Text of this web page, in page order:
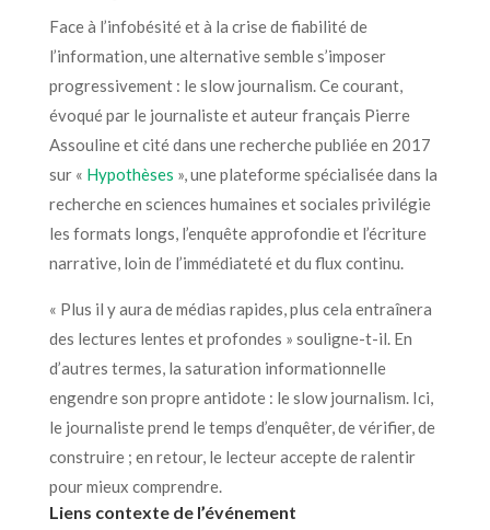
Face à l’infobésité et à la crise de fiabilité de
l’information, une alternative semble s’imposer
progressivement : le slow journalism. Ce courant,
évoqué par le journaliste et auteur français Pierre
Assouline et cité dans une recherche publiée en 2017
sur « Hypothèses », une plateforme spécialisée dans la
recherche en sciences humaines et sociales privilégie
les formats longs, l’enquête approfondie et l’écriture
narrative, loin de l’immédiateté et du flux continu.
« Plus il y aura de médias rapides, plus cela entraînera
des lectures lentes et profondes » souligne-t-il. En
d’autres termes, la saturation informationnelle
engendre son propre antidote : le slow journalism. Ici,
le journaliste prend le temps d’enquêter, de vérifier, de
construire ; en retour, le lecteur accepte de ralentir
pour mieux comprendre.
Liens contexte de l’événement